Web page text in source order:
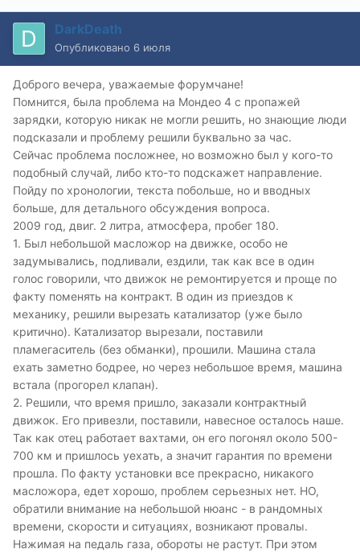
DarkDeath
Опубликовано 6 июля
Доброго вечера, уважаемые форумчане!
Помнится, была проблема на Мондео 4 с пропажей
зарядки, которую никак не могли решить, но знающие люди
подсказали и проблему решили буквально за час.
Сейчас проблема посложнее, но возможно был у кого-то
подобный случай, либо кто-то подскажет направление.
Пойду по хронологии, текста побольше, но и вводных
больше, для детального обсуждения вопроса.
2009 год, двиг. 2 литра, атмосфера, пробег 180.
1. Был небольшой масложор на движке, особо не
задумывались, подливали, ездили, так как все в один
голос говорили, что движок не ремонтируется и проще по
факту поменять на контракт. В один из приездов к
механику, решили вырезать катализатор (уже было
критично). Катализатор вырезали, поставили
пламегаситель (без обманки), прошили. Машина стала
ехать заметно бодрее, но через небольшое время, машина
встала (прогорел клапан).
2. Решили, что время пришло, заказали контрактный
движок. Его привезли, поставили, навесное осталось наше.
Так как отец работает вахтами, он его погонял около 500-
700 км и пришлось уехать, а значит гарантия по времени
прошла. По факту установки все прекрасно, никакого
масложора, едет хорошо, проблем серьезных нет. НО,
обратили внимание на небольшой нюанс - в рандомных
времени, скорости и ситуациях, возникают провалы.
Нажимая на педаль газа, обороты не растут. При этом